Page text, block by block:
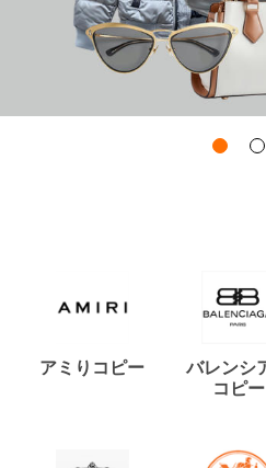
アミりコピー
バレンシ
コピー